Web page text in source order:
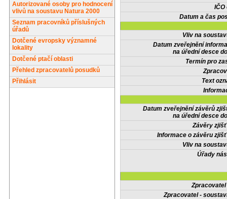
Autorizované osoby pro hodnocení
vlivů na soustavu Natura 2000
Seznam pracovníků příslušných
úřadů
Dotčené evropsky významné
lokality
Dotčené ptačí oblasti
Přehled zpracovatelů posudků
Přihlásit
IČO
Datum a čas
Vliv na
Datum zveřejnění
na úřední desce
Termín pro
Text
Datum zveřejnění závěrů
na úřední desce
Závěry
Informace o závěru
Vliv na
Úřady
Zpracovatel -